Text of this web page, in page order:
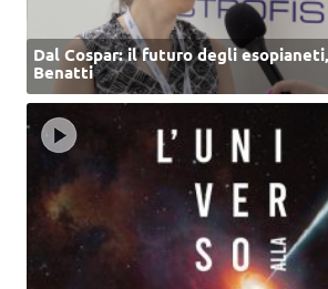
Dal Cospar: il futuro degli
Benatti